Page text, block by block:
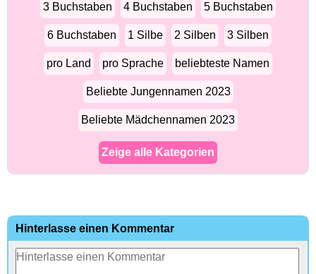
3 Buchstaben 4 Buchstaben 5 Buchstaben
6 Buchstaben 1 Silbe 2 Silben 3 Silben
pro Land pro Sprache beliebteste Namen
Beliebte Jungennamen 2023
Beliebte Mädchennamen 2023
Zeige alle Kategorien
Hinterlasse einen Kommentar